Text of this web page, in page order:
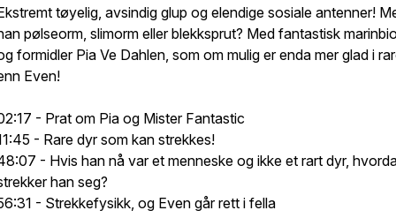
tøyelig, avsindig glup og elendige sosiale antenner!
pølseorm, slimorm eller blekksprut? Med fantastisk
formidler Pia Ve Dahlen, som om mulig er enda mer glad i
Even!
- Prat om Pia og Mister Fantastic
- Rare dyr som kan strekkes!
- Hvis han nå var et menneske og ikke et rart dyr,
han seg?
- Strekkefysikk, og Even går rett i fella